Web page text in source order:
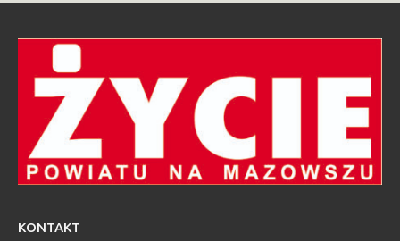
KONTAKT